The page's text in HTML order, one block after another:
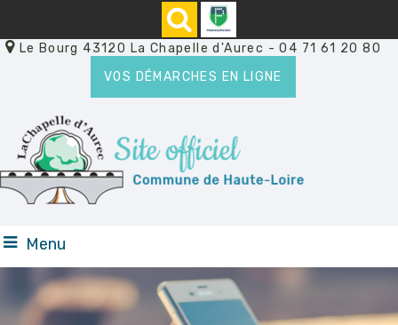
Le Bourg 43120 La Chapelle d'Aurec - 04 71 61 20 80
VOS DÉMARCHES EN LIGNE
Menu